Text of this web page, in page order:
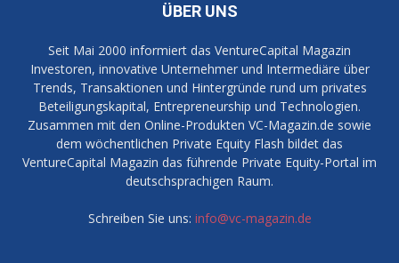
ÜBER UNS
Seit Mai 2000 informiert das VentureCapital Magazin
Investoren, innovative Unternehmer und Intermediäre über
Trends, Transaktionen und Hintergründe rund um privates
Beteiligungskapital, Entrepreneurship und Technologien.
Zusammen mit den Online-Produkten VC-Magazin.de sowie
dem wöchentlichen Private Equity Flash bildet das
VentureCapital Magazin das führende Private Equity-Portal im
deutschsprachigen Raum.
Schreiben Sie uns: info@vc-magazin.de